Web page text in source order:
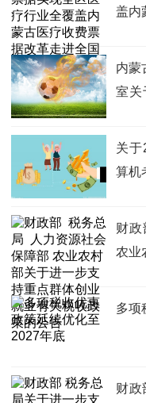
盖内
内蒙
室关
国
关于
算机
财
农业
多项
财政